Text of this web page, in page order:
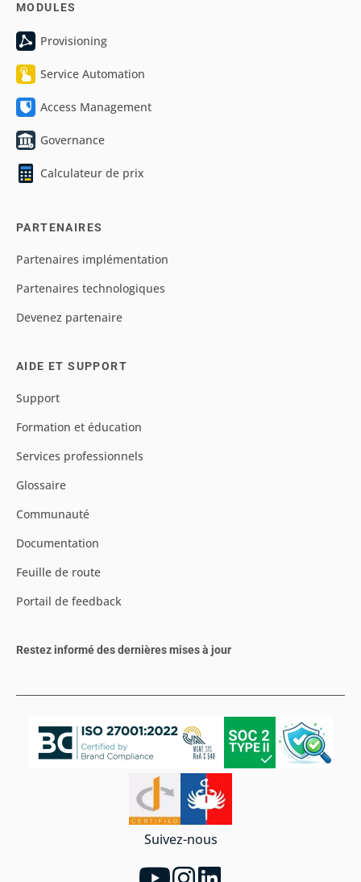
MODULES
Provisioning
Service Automation
Access Management
Governance
Calculateur de prix
PARTENAIRES
Partenaires implémentation
Partenaires technologiques
Devenez partenaire
AIDE ET SUPPORT
Support
Formation et éducation
Services professionnels
Glossaire
Communauté
Documentation
Feuille de route
Portail de feedback
Restez informé des dernières mises à jour
Suivez-nous